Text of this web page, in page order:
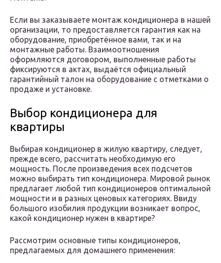
Если вы заказываете монтаж кондиционера в нашей
организации, то предоставляется гарантия как на
оборудование, приобретённое вами, так и на
монтажные работы. Взаимоотношения
оформляются договором, выполненные работы
фиксируются в актах, выдаётся официальный
гарантийный талон на оборудование с отметками о
продаже и установке.
Выбор кондиционера для
квартиры
Выбирая кондиционер в жилую квартиру, следует,
прежде всего, рассчитать необходимую его
мощность. После произведения всех подсчетов
можно выбирать тип кондиционера. Мировой рынок
предлагает любой тип кондиционеров оптимальной
мощности и в разных ценовых категориях. Ввиду
большого изобилия продукции возникает вопрос,
какой кондиционер нужен в квартире?
Рассмотрим основные типы кондиционеров,
предлагаемых для домашнего применения: